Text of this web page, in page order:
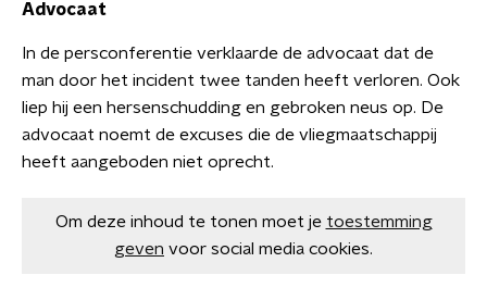
Advocaat
In de persconferentie verklaarde de advocaat dat de
man door het incident twee tanden heeft verloren. Ook
liep hij een hersenschudding en gebroken neus op. De
advocaat noemt de excuses die de vliegmaatschappij
heeft aangeboden niet oprecht.
Om deze inhoud te tonen moet je toestemming
geven voor social media cookies.